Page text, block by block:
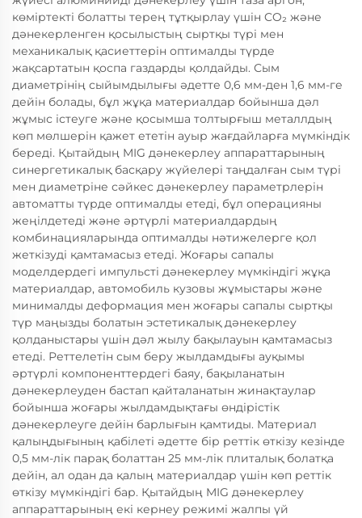
көміртекті болатты терең тұтқырлау үшін CO₂ және
дәнекерленген қосылыстың сыртқы түрі мен
механикалық қасиеттерін оптималды түрде
жақсартатын қоспа газдарды қолдайды. Сым
диаметрінің сыйымдылығы әдетте 0,6 мм-ден 1,6 мм-ге
дейін болады, бұл жұқа материалдар бойынша дәл
жұмыс істеуге және қосымша толтырғыш металлдың
көп мөлшерін қажет ететін ауыр жағдайларға мүмкіндік
береді. Қытайдың MIG дәнекерлеу аппараттарының
синергетикалық басқару жүйелері таңдалған сым түрі
мен диаметріне сәйкес дәнекерлеу параметрлерін
автоматты түрде оптималды етеді, бұл операцияны
жеңілдетеді және әртүрлі материалдардың
комбинацияларында оптималды нәтижелерге қол
жеткізуді қамтамасыз етеді. Жоғары сапалы
моделдердегі импульсті дәнекерлеу мүмкіндігі жұқа
материалдар, автомобиль кузовы жұмыстары және
минималды деформация мен жоғары сапалы сыртқы
түр маңызды болатын эстетикалық дәнекерлеу
қолданыстары үшін дәл жылу бақылауын қамтамасыз
етеді. Реттелетін сым беру жылдамдығы ауқымы
әртүрлі компоненттердегі баяу, бақыланатын
дәнекерлеуден бастап қайталанатын жинақтаулар
бойынша жоғары жылдамдықтағы өндірістік
дәнекерлеуге дейін барлығын қамтиды. Материал
қалыңдығының қабілеті әдетте бір реттік өткізу кезінде
0,5 мм-лік парақ болаттан 25 мм-лік плиталық болатқа
дейін, ал одан да қалың материалдар үшін көп реттік
өткізу мүмкіндігі бар. Қытайдың MIG дәнекерлеу
аппараттарының екі кернеу режимі жалпы үй